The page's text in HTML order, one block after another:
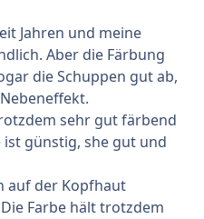
Jahren und meine
Aber die Färbung
die Schuppen gut ab,
sehr gut färbend
ist günstig, she gut und
auf der Kopfhaut
Farbe hält trotzdem